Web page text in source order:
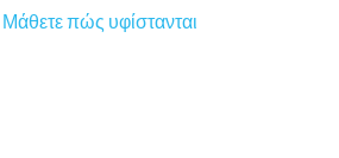
Μάθετε πώς υφίστανται